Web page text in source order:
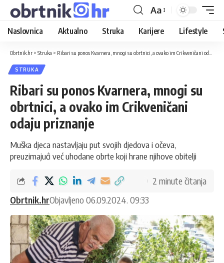
Aa
Naslovnica Aktualno Struka Karijere Lifestyle
Obrtnik.hr > Struka > Ribari su ponos Kvarnera, mnogi su obrtnici, a ovako im Crikveničani odaju priznanje
STRUKA
Ribari su ponos Kvarnera, mnogi su
obrtnici, a ovako im Crikveničani
odaju priznanje
Muška djeca nastavljaju put svojih djedova i očeva,
preuzimajući već uhodane obrte koji hrane njihove obitelji
Obrtnik.hrObjavljeno 06.09.2024. 09:33
2 minute čitanja